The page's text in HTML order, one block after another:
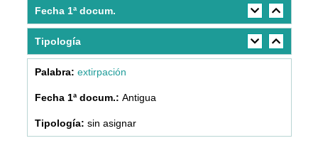
Fecha 1ª docum.
Tipología
extirpación
Antigua
sin asignar